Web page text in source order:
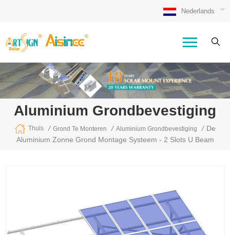
Nederlands
Aluminium Grondbevestiging
Thuis / Grond Te Monteren / Aluminium Grondbevestiging / De
Aluminium Zonne Grond Montage Systeem - 2 Slots U Beam